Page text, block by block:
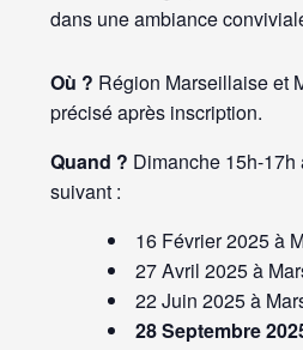
dans une ambiance
Où ? Région Marseillaise et
précisé après inscription.
Quand ? Dimanche 15h-
suivant :
16 Février 2025 à
27 Avril 2025 à
22 Juin 2025 à
28 Septembre